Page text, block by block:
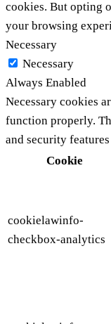
cookies. But opting
your browsing
Necessary
Necessary
Always Enabled
Necessary cookies
function properly.
and security
Cookie
cookielawinfo-
checkbox-analytics